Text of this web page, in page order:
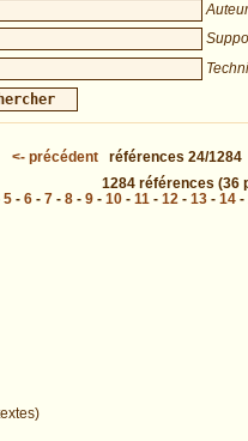
<- précédent références 24/1284
1284 références (36
5 - 6 - 7 - 8 - 9 - 10 - 11 - 12 - 13 - 14 -